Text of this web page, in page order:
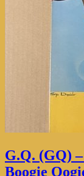
G.Q. (GQ)
Boogie